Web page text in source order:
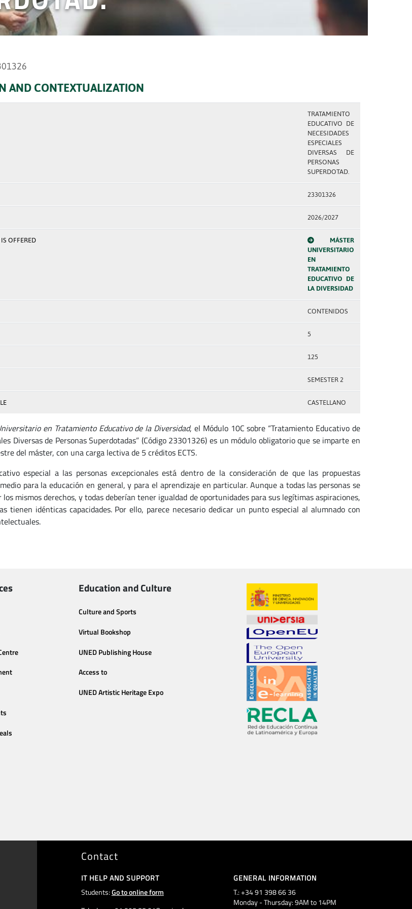
AND CONTEXTUALIZATION
TRATAMIENTO
EDUCATIVO DE
NECESIDADES
ESPECIALES
DIVERSAS DE
PERSONAS
SUPERDOTAD.
23301326
2026/2027
OFFERED
MÁSTER
UNIVERSITARIO
EN
TRATAMIENTO
EDUCATIVO DE
LA DIVERSIDAD
CONTENIDOS
5
125
SEMESTER 2
CASTELLANO
en Tratamiento Educativo de la Diversidad, el Módulo 10C sobre “Tratamiento Educativo de
Diversas de Personas Superdotadas” (Código 23301326) es un módulo obligatorio que se imparte en
del máster, con una carga lectiva de 5 créditos ECTS.
especial a las personas excepcionales está dentro de la consideración de que las propuestas
para la educación en general, y para el aprendizaje en particular. Aunque a todas las personas se
los mismos derechos, y todas deberían tener igualdad de oportunidades para sus legítimas aspiraciones,
tienen idénticas capacidades. Por ello, parece necesario dedicar un punto especial al alumnado con
Education and Culture
Culture and Sports
Virtual Bookshop
UNED Publishing House
Access to
UNED Artistic Heritage Expo
Contact
IT HELP AND SUPPORT
Students:Go to online form
GENERAL INFORMATION
T.: +34 91 398 66 36
Monday - Thursday: 9AM to 14PM